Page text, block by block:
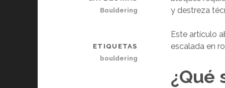
y destreza
Este artículo
escalada en
¿Qué
Bouldering
ETIQUETAS
bouldering